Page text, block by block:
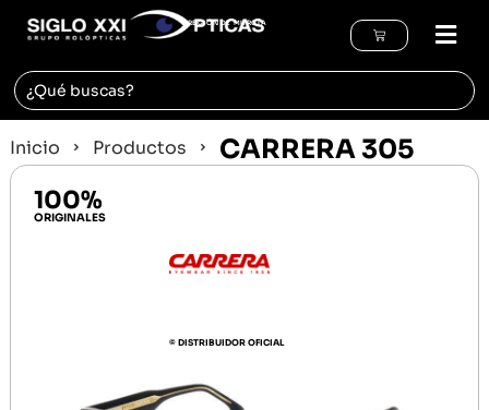
REGIÓN DE MURCIA
Inicio Productos CARRERA 305
100%
ORIGINALES
© DISTRIBUIDOR OFICIAL